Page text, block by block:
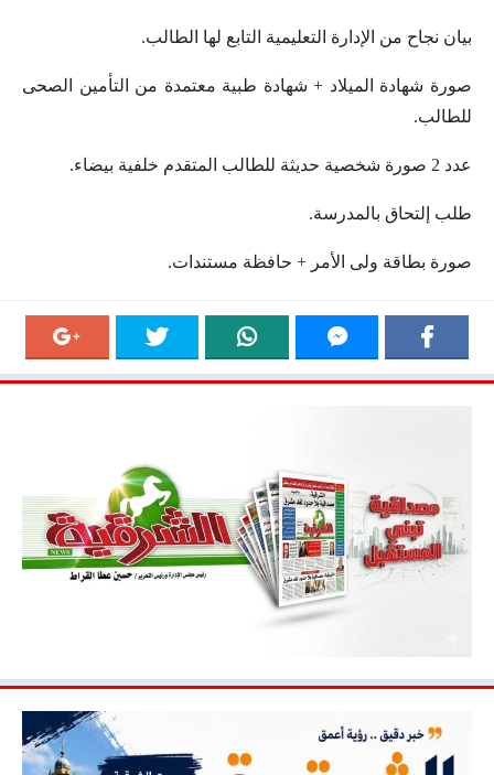
بيان نجاح من الإدارة التعليمية التابع لها الطالب.
صورة شهادة الميلاد + شهادة طبية معتمدة من التأمين الصحى
للطالب.
عدد 2 صورة شخصية حديثة للطالب المتقدم خلفية بيضاء.
طلب إلتحاق بالمدرسة.
صورة بطاقة ولى الأمر + حافظة مستندات.